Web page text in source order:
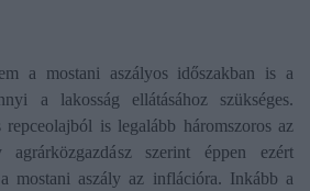
a mostani aszályos időszakban is a
a lakosság ellátásához szükséges.
is legalább háromszoros az
szerint éppen ezért
mostani aszály az inflációra. Inkább a